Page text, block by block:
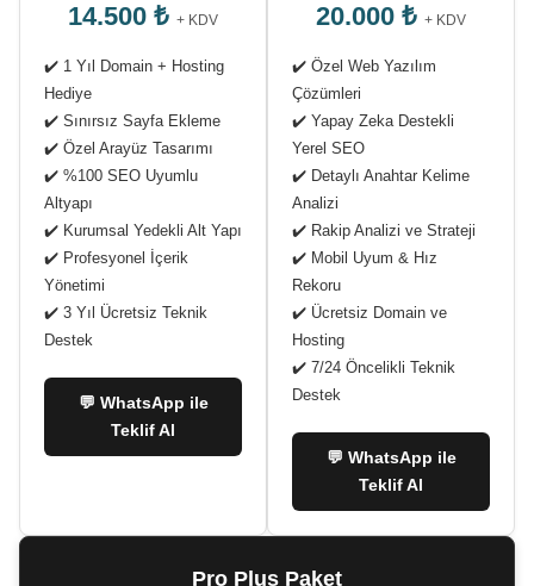
14.500 ₺ + KDV
✔️ 1 Yıl Domain + Hosting
Hediye
✔️ Sınırsız Sayfa Ekleme
✔️ Özel Arayüz Tasarımı
✔️ %100 SEO Uyumlu
Altyapı
✔️ Kurumsal Yedekli Alt Yapı
✔️ Profesyonel İçerik
Yönetimi
✔️ 3 Yıl Ücretsiz Teknik
Destek
💬 WhatsApp ile
Teklif Al
20.000 ₺ + KDV
✔️ Özel Web Yazılım
Çözümleri
✔️ Yapay Zeka Destekli
Yerel SEO
✔️ Detaylı Anahtar Kelime
Analizi
✔️ Rakip Analizi ve Strateji
✔️ Mobil Uyum & Hız
Rekoru
✔️ Ücretsiz Domain ve
Hosting
✔️ 7/24 Öncelikli Teknik
Destek
💬 WhatsApp ile
Teklif Al
Pro Plus Paket